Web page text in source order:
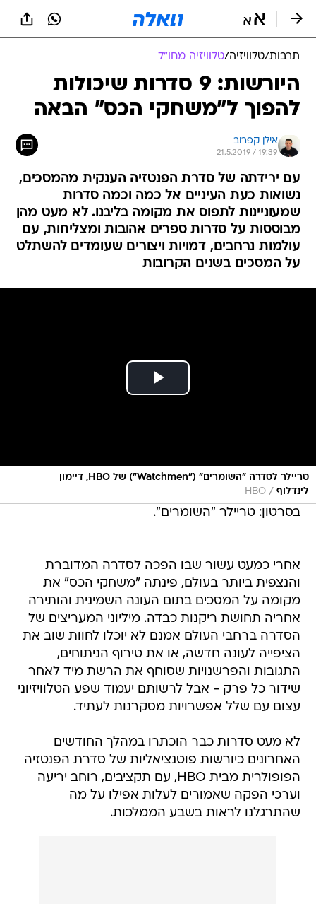
תרבות/טלוויזיה/טלוויזיה מחו"ל
היורשות: 9 סדרות שיכולות
להפוך ל"משחקי הכס" הבאה
אילן קפרוב
21.5.2019 / 19:39
עם ירידתה של סדרת הפנטזיה הענקית מהמסכים,
נשואות כעת העיניים אל כמה וכמה סדרות
שמעוניינות לתפוס את מקומה בליבנו. לא מעט מהן
מבוססות על סדרות ספרים אהובות ומצליחות, עם
עולמות נרחבים, דמויות ויצורים שעומדים להשתלט
על המסכים בשנים הקרובות
טריילר לסדרה "השומרים" ("Watchmen") של HBO, דיימון
לינדלוף /
HBO
בסרטון: טריילר "השומרים".
אחרי כמעט עשור שבו הפכה לסדרה המדוברת
והנצפית ביותר בעולם, פינתה "משחקי הכס" את
מקומה על המסכים בתום העונה השמינית והותירה
אחריה תחושת ריקנות כבדה. מיליוני המעריצים של
הסדרה ברחבי העולם אמנם לא יוכלו לחוות שוב את
הציפייה לעונה חדשה, או את טירוף הניתוחים,
התגובות והפרשנויות שסוחף את הרשת מיד לאחר
שידור כל פרק - אבל לרשותם יעמוד שפע הטלוויזיוני
עצום עם שלל אפשרויות מסקרנות לעתיד.
לא מעט סדרות כבר הוכתרו במהלך החודשים
האחרונים כיורשות פוטנציאליות של סדרת הפנטזיה
הפופולרית מבית HBO, עם תקציבים, רוחב יריעה
וערכי הפקה שאמורים לעלות אפילו על מה
שהתרגלנו לראות בשבע הממלכות.